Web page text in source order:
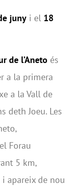
juny i el 18
de l’Aneto és
a la primera
a la Vall de
deth Joeu. Les
Forau
5 km,
apareix de nou